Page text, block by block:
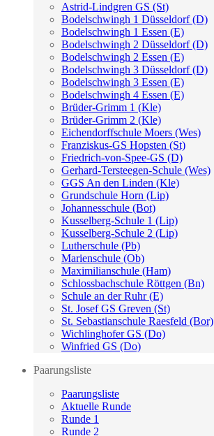
Astrid-Lindgren GS (St)
Bodelschwingh 1 Düsseldorf (D)
Bodelschwingh 1 Essen (E)
Bodelschwingh 2 Düsseldorf (D)
Bodelschwingh 2 Essen (E)
Bodelschwingh 3 Düsseldorf (D)
Bodelschwingh 3 Essen (E)
Bodelschwingh 4 Essen (E)
Brüder-Grimm 1 (Kle)
Brüder-Grimm 2 (Kle)
Eichendorffschule Moers (Wes)
Franziskus-GS Hopsten (St)
Friedrich-von-Spee-GS (D)
Gerhard-Tersteegen-Schule (Wes)
GGS An den Linden (Kle)
Grundschule Horn (Lip)
Johannesschule (Bot)
Kusselberg-Schule 1 (Lip)
Kusselberg-Schule 2 (Lip)
Lutherschule (Pb)
Marienschule (Ob)
Maximilianschule (Ham)
Schlossbachschule Röttgen (Bn)
Schule an der Ruhr (E)
St. Josef GS Greven (St)
St. Sebastianschule Raesfeld (Bor)
Wichlinghofer GS (Do)
Winfried GS (Do)
Paarungsliste
Paarungsliste
Aktuelle Runde
Runde 1
Runde 2